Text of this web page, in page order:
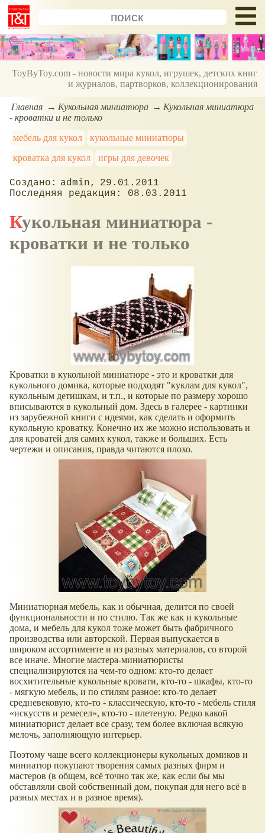
ToyByToy.com - новости мира кукол, игрушек, детских книг
и журналов, партворков, коллекционирования
Главная Кукольная миниатюра
Кукольная миниатюра
- кроватки и не только
мебель для кукол
кукольные миниатюры
кроватка для кукол
игры для девочек
admin
29.01.2011
08.03.2011
Кукольная миниатюра -
кроватки и не только
Кроватки в кукольной миниатюре - это и кроватки для
кукольного домика, которые подходят "куклам для кукол",
кукольным детишкам, и т.п., и которые по размеру хорошо
вписываются в кукольный дом. Здесь в галерее - картинки
из зарубежной книги с идеями, как сделать и оформить
кукольную кроватку. Конечно их же можно использовать и
для кроватей для самих кукол, также и больших. Есть
чертежи и описания, правда читаются плохо.
Миниатюрная мебель, как и обычная, делится по своей
функциональности и по стилю. Так же как и кукольные
дома, и мебель для кукол тоже может быть фабричного
производства или авторской. Первая выпускается в
широком ассортименте и из разных материалов, со второй
все иначе. Многие мастера-миниатюристы
специализируются на чем-то одном: кто-то делает
восхитительные кукольные кровати, кто-то - шкафы, кто-то
- мягкую мебель, и по стилям разное: кто-то делает
средневековую, кто-то - классическую, кто-то - мебель стиля
«искусств и ремесел», кто-то - плетеную. Редко какой
миниатюрист делает все сразу, тем более включая всякую
мелочь, заполняющую интерьер.
Поэтому чаще всего коллекционеры кукольных домиков и
миниатюр покупают творения самых разных фирм и
мастеров (в общем, всё точно так же, как если бы мы
обставляли свой собственный дом, покупая для него всё в
разных местах и в разное время).